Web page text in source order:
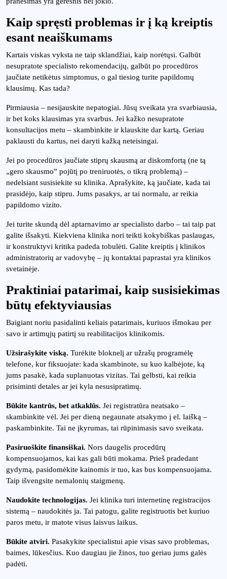
Kaip spręsti problemas ir į ką kreiptis
esant neaiškumams
Kartais viskas vyksta ne taip sklandžiai, kaip norėtųsi. Galbūt
nesupratote specialisto rekomendacijų, galbūt po procedūros
jaučiate netikėtus simptomus, o gal tiesiog turite papildomų
klausimų. Kas tada?
Pirmiausia – nesijauskite nepatogiai. Jūsų sveikata yra svarbiausia,
ir bet koks klausimas yra svarbus. Jei kažko nesupratote
konsultacijos metu – skambinkite ir klauskite dar kartą. Geriau
paklausti du kartus, nei daryti kažką neteisingai.
Jei po procedūros jaučiate stiprų skausmą ar diskomfortą (ne tą
„gero skausmo” pojūtį po treniruotės, o tikrą problemą) –
nedelsiant susisiekite su klinika. Aprašykite, ką jaučiate, kada tai
prasidėjo, kaip stipru. Jums pasakys, ar tai normalu, ar reikia
papildomo vizito.
Jei turite skundą dėl aptarnavimo ar specialisto darbo – tai taip pat
galite išsakyti. Kiekviena klinika nori teikti kokybiškas paslaugas,
ir konstruktyvi kritika padeda tobulėti. Galite kreiptis į klinikos
administratorių ar vadovybę – jų kontaktai paprastai yra klinikos
svetainėje.
Praktiniai patarimai, kaip susisiekimas
būtų efektyviausias
Baigiant noriu pasidalinti keliais patarimais, kuriuos išmokau per
savo ir artimųjų patirtį su reabilitacijos klinikomis.
Užsirašykite viską. Turėkite bloknelį ar užrašų programėlę
telefone, kur fiksuojate: kada skambinote, su kuo kalbėjote, ką
jums pasakė, kada suplanuotas vizitas. Tai gelbsti, kai reikia
prisiminti detales ar jei kyla nesusipratimų.
Būkite kantrūs, bet atkaklūs. Jei registratūra neatsako –
skambinkite vėl. Jei per dieną negaunate atsakymo į el. laišką –
paskambinkite. Tai ne įkyrumas, tai rūpinimasis savo sveikata.
Pasiruoškite finansiškai. Nors daugelis procedūrų
kompensuojamos, kai kas gali būti mokama. Prieš pradedant
gydymą, pasidomėkite kainomis ir tuo, kas bus kompensuojama.
Taip išvengsite nemalonių staigmenų.
Naudokite technologijas. Jei klinika turi internetinę registracijos
sistemą – naudokitės ja. Tai patogu, galite registruotis bet kuriuo
paros metu, ir matote visus laisvus laikus.
Būkite atviri. Pasakykite specialistui apie visas savo problemas,
baimes, lūkesčius. Kuo daugiau jie žinos, tuo geriau jums galės
padėti.